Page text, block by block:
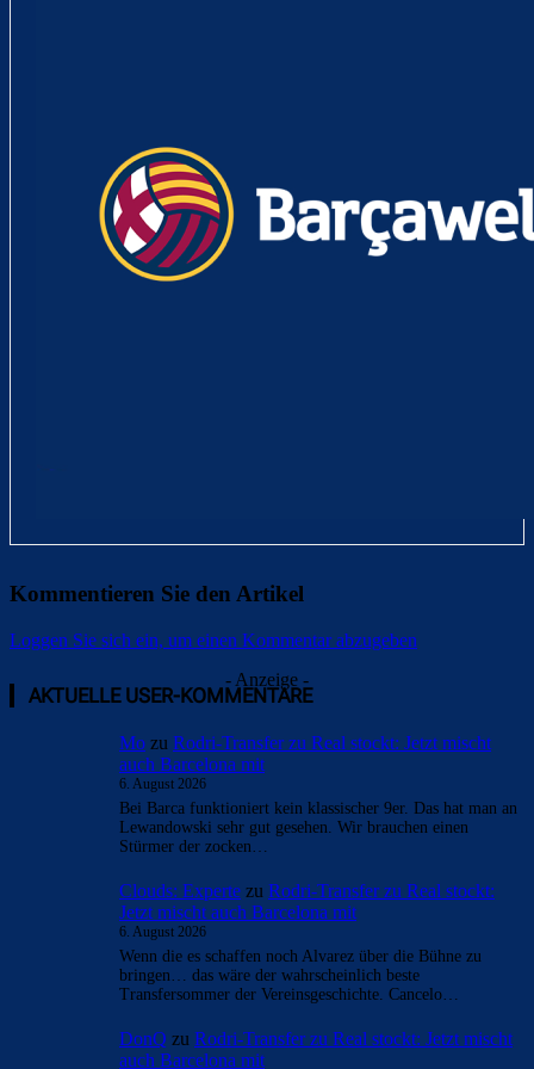
Kommentieren Sie den Artikel
Loggen Sie sich ein, um einen Kommentar abzugeben
- Anzeige -
AKTUELLE USER-KOMMENTARE
Mo zu Rodri-Transfer zu Real stockt: Jetzt mischt
auch Barcelona mit
6. August 2026
Bei Barca funktioniert kein klassischer 9er. Das hat man an
Lewandowski sehr gut gesehen. Wir brauchen einen
Stürmer der zocken…
Clouds: Experte zu Rodri-Transfer zu Real stockt:
Jetzt mischt auch Barcelona mit
6. August 2026
Wenn die es schaffen noch Alvarez über die Bühne zu
bringen… das wäre der wahrscheinlich beste
Transfersommer der Vereinsgeschichte. Cancelo…
DonQ zu Rodri-Transfer zu Real stockt: Jetzt mischt
auch Barcelona mit